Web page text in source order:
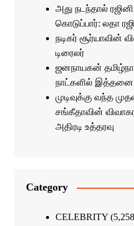
அது நடந்தால்
கொடுப்பார்: லதா
நடிகர் சூர்யாவின்
டிரைலர்
ஜனநாயகன்
நாட்களில் இத்தனை
முடிவுக்கு வந்த
சங்கீதாவின்
அதிரடி உத்தரவு
Category
CELEBRITY